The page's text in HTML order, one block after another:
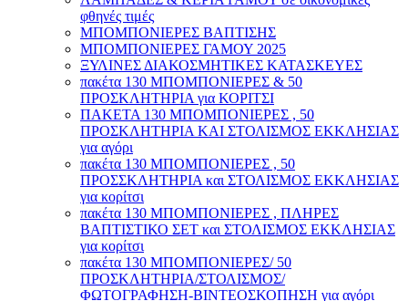
φθηνές τιμές
ΜΠΟΜΠΟΝΙΕΡΕΣ ΒΑΠΤΙΣΗΣ
ΜΠΟΜΠΟΝΙΕΡΕΣ ΓΑΜΟΥ 2025
ΞΥΛΙΝΕΣ ΔΙΑΚΟΣΜΗΤΙΚΕΣ ΚΑΤΑΣΚΕΥΕΣ
πακέτα 130 ΜΠΟΜΠΟΝΙΕΡΕΣ & 50
ΠΡΟΣΚΛΗΤΗΡΙΑ για ΚΟΡΙΤΣΙ
ΠΑΚΕΤΑ 130 ΜΠΟΜΠΟΝΙΕΡΕΣ , 50
ΠΡΟΣΚΛΗΤΗΡΙΑ ΚΑΙ ΣΤΟΛΙΣΜΟΣ ΕΚΚΛΗΣΙΑΣ
για αγόρι
πακέτα 130 ΜΠΟΜΠΟΝΙΕΡΕΣ , 50
ΠΡΟΣΣΚΛΗΤΗΡΙΑ και ΣΤΟΛΙΣΜΟΣ ΕΚΚΛΗΣΙΑΣ
για κορίτσι
πακέτα 130 ΜΠΟΜΠΟΝΙΕΡΕΣ , ΠΛΗΡΕΣ
ΒΑΠΤΙΣΤΙΚΟ ΣΕΤ και ΣΤΟΛΙΣΜΟΣ ΕΚΚΛΗΣΙΑΣ
για κορίτσι
πακέτα 130 ΜΠΟΜΠΟΝΙΕΡΕΣ/ 50
ΠΡΟΣΚΛΗΤΗΡΙΑ/ΣΤΟΛΙΣΜΟΣ/
ΦΩΤΟΓΡΑΦΗΣΗ-ΒΙΝΤΕΟΣΚΟΠΗΣΗ για αγόρι